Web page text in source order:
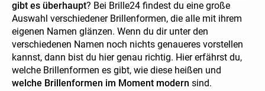
gibt es überhaupt? Bei Brille24 findest du eine große
Auswahl verschiedener Brillenformen, die alle mit ihrem
eigenen Namen glänzen. Wenn du dir unter den
verschiedenen Namen noch nichts genaueres vorstellen
kannst, dann bist du hier genau richtig. Hier erfährst du,
welche Brillenformen es gibt, wie diese heißen und
welche Brillenformen im Moment modern sind.